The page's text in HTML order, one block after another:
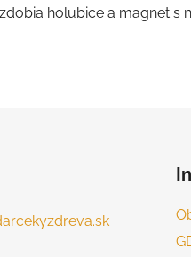
holubice a magnet s